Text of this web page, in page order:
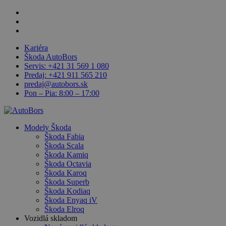
Skip
main
Kariéra
Škoda AutoBors
Servis: +421 31 569 1 080
Predaj: +421 911 565 210
predaj@autobors.sk
Pon – Pia: 8:00 – 17:00
search
Menu
Modely Škoda
Škoda Fabia
Škoda Scala
Škoda Kamiq
Škoda Octavia
Škoda Karoq
Škoda Superb
Škoda Kodiaq
Škoda Enyaq iV
Škoda Elroq
Vozidlá skladom